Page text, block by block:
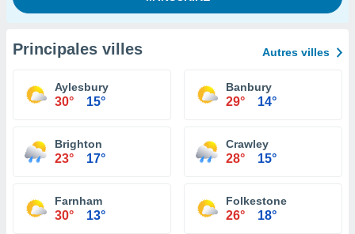
Principales villes Autres villes
Aylesbury
30° 15°
Banbury
29° 14°
Brighton
23° 17°
Crawley
28° 15°
Farnham
30° 13°
Folkestone
26° 18°